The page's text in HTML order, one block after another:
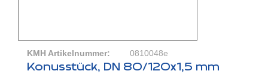
KMH Artikelnummer: 0810048e
Konusstück, DN 80/120x1,5 mm